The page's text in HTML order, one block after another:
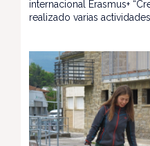
internacional Erasmus+
realizado varias actividades.